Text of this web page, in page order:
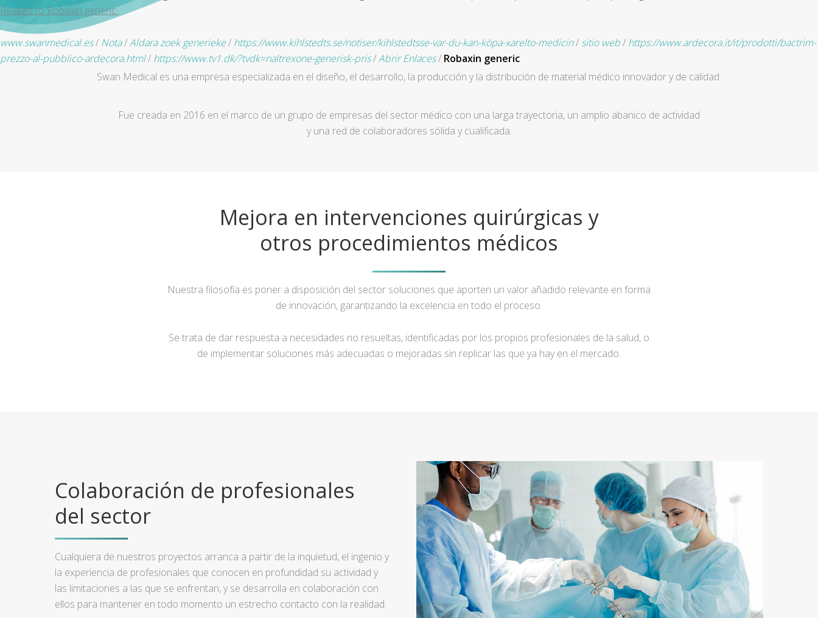
Related to Robaxin generic:
www.swanmedical.es/ Nota/Aldara zoek generieke/ https://www.kihlstedts.se/notiser/kihlstedtsse-var-du-kan-köpa-xarelto-medicin/ sitio web/ https://www.ardecora.it/it/prodotti/bactrim-
prezzo-al-pubblico-ardecora.html/ https://www.tv1.dk/?tvdk=naltrexone-generisk-pris/Abrir Enlaces/ Robaxin generic
Swan Medical es una empresa especializada en el diseño, el desarrollo, la producción y la distribución de material médico innovador y de calidad.
Fue creada en 2016 en el marco de un grupo de empresas del sector médico con una larga trayectoria, un amplio abanico de actividad
y una red de colaboradores sólida y cualificada.
Mejora en intervenciones quirúrgicas y
otros procedimientos médicos
Nuestra filosofía es poner a disposición del sector soluciones que aporten un valor añadido relevante en forma
de innovación, garantizando la excelencia en todo el proceso.
Se trata de dar respuesta a necesidades no resueltas, identificadas por los propios profesionales de la salud, o
de implementar soluciones más adecuadas o mejoradas sin replicar las que ya hay en el mercado.
Colaboración de profesionales
del sector
Cualquiera de nuestros proyectos arranca a partir de la inquietud, el ingenio y
la experiencia de profesionales que conocen en profundidad su actividad y
las limitaciones a las que se enfrentan, y se desarrolla en colaboración con
ellos para mantener en todo momento un estrecho contacto con la realidad.